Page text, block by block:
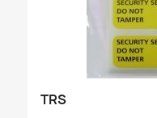
TRS